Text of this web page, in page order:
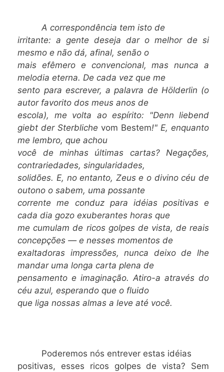
A correspondência tem isto de
irritante: a gente deseja dar o melhor de si
mesmo e não dá, afinal, senão o
mais efêmero e convencional, mas nunca a
melodia eterna. De cada vez que me
sento para escrever, a palavra de Hölderlin (o
autor favorito dos meus anos de
escola), me volta ao espírito: "Denn liebend
giebt der Sterblichevom Bestem!" E, enquanto
me lembro, que achou
você de minhas últimas cartas? Negações,
contrariedades, singularidades,
solidões. E, no entanto, Zeus e o divino céu de
outono o sabem, uma possante
corrente me conduz para idéias positivas e
cada dia gozo exuberantes horas que
me cumulam de ricos golpes de vista, de reais
concepções — e nesses momentos de
exaltadoras impressões, nunca deixo de lhe
mandar uma longa carta plena de
pensamento e imaginação. Atiro-a através do
céu azul, esperando que o fluido
que liga nossas almas a leve até você.
Poderemos nós entrever estas idéias
positivas, esses ricos golpes de vista? Sem